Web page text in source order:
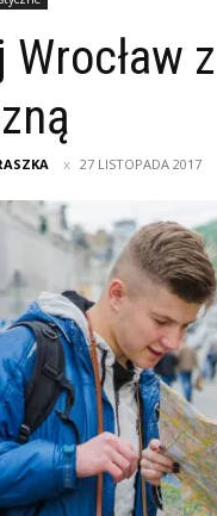
27 LISTOPADA 2017